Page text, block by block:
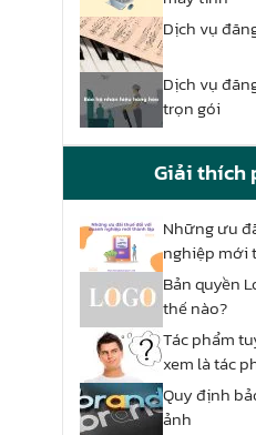
Dịch vụ
Dịch vụ
trọn gói
Giải thích
Những ưu
nghiệp mới
Bản quyền
thế nào?
Tác phẩm
xem là tác
không?
Quy định
ảnh